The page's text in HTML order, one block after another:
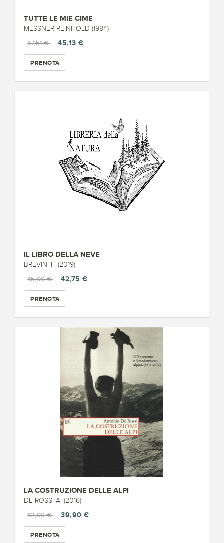
TUTTE LE MIE CIME
MESSNER REINHOLD (1984)
47,51 €
45,13 €
PRENOTA
IL LIBRO DELLA NEVE
BREVINI F. (2019)
45,00 €
42,75 €
PRENOTA
LA COSTRUZIONE DELLE ALPI
DE ROSSI A. (2016)
42,00 €
39,90 €
PRENOTA